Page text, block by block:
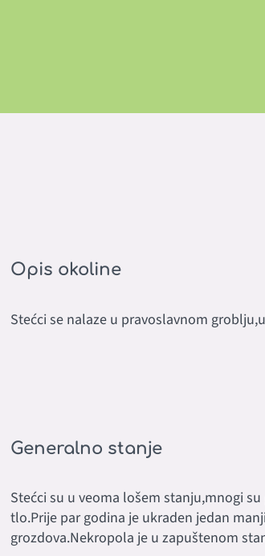
Opis okoline
Stećci se nalaze u pravoslavnom
Generalno stanje
Stećci su u veoma lošem stanju,mnogi
tlo.Prije par godina je ukraden jedan
grozdova.Nekropola je u zapuštenom